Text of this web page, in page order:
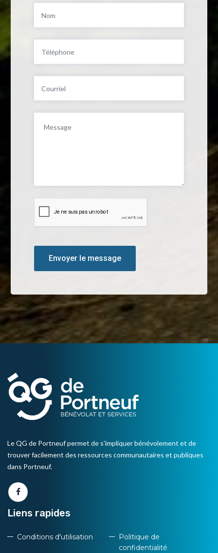
Envoyer le message
Le QG de Portneuf permet de s'impliquer bénévolement et de
trouver facilement des ressources communautaires et publiques
dans Portneuf.
Liens rapides
Conditions d'utilisation
Politique de
confidentialité